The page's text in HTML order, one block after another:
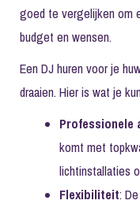
goed te vergelijken om
budget en wensen.
Een DJ huren voor je
draaien. Hier is wat je
Professionele
komt met
lichtinstallaties
Flexibiliteit: